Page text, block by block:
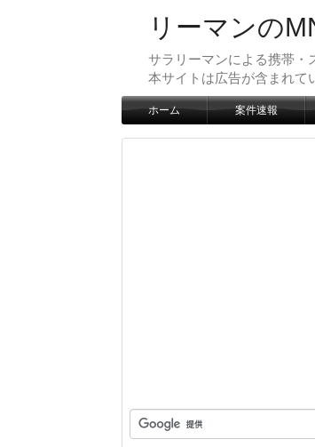
リーマンの
サラリーマンによる携帯・
本サイトは広告が含まれて
ホーム 案件速報